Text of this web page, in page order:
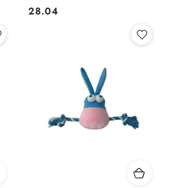
Cena:
28.04